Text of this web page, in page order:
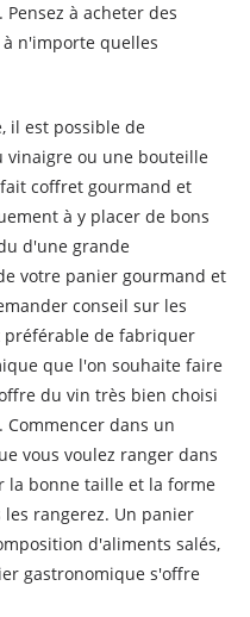
à acheter des
n'importe quelles
il est possible de
vinaigre ou une bouteille
coffret gourmand et
à y placer de bons
d'une grande
votre panier gourmand et
conseil sur les
préférable de fabriquer
que l'on souhaite faire
du vin très bien choisi
Commencer dans un
vous voulez ranger dans
la bonne taille et la forme
rangerez. Un panier
d'aliments salés,
gastronomique s'offre